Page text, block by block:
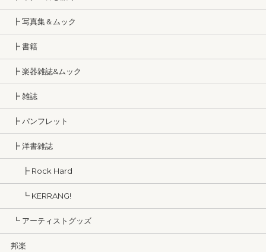
┣ 写真集＆ムック
┣ 書籍
┣ 楽器雑誌&ムック
┣ 雑誌
┣ パンフレット
┣ 洋書雑誌
┣ Rock Hard
┗ KERRANG!
┗ アーティストグッズ
邦楽